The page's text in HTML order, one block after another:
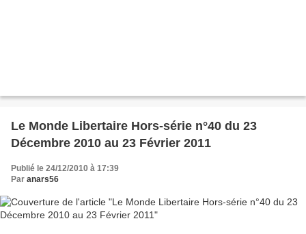
Le Monde Libertaire Hors-série n°40 du 23
Décembre 2010 au 23 Février 2011
Publié le 24/12/2010 à 17:39
Par anars56